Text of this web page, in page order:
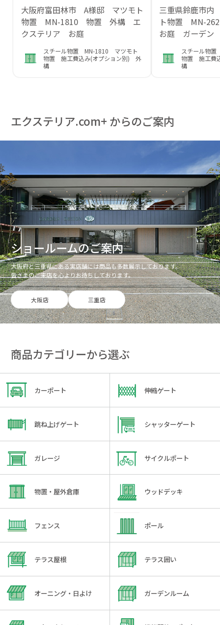
大阪府富田林市 A様邸 マツモト
物置 MN-1810 物置 外構 エ
クステリア お庭
スチール物置 MN-1810 マツモト
物置 施工費込み(オプション別) 外
構
三重県鈴鹿市
ト物置 MN-
お庭 ガーデン
スチール物
物置 施工費
構
エクステリア.com+ からのご案内
ショールームのご案内
大阪府と三重県にある実店舗には商品も多数展示しております。
皆さまのご来店を心よりお待ちしております。
大阪店 三重店
商品カテゴリーから選ぶ
カーポート 伸縮ゲート
跳ね上げゲート シャッターゲート
ガレージ サイクルポート
物置・屋外倉庫 ウッドデッキ
フェンス ポール
テラス屋根 テラス囲い
オーニング・日よけ ガーデンルーム